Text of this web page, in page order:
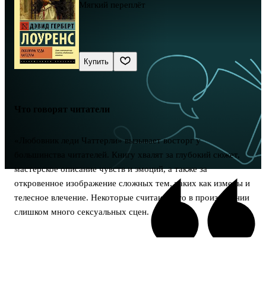
Мягкий переплёт
Купить
Что говорят читатели
«Любовник леди Чаттерли» вызывает восторг у
большинства читателей. Книгу хвалят за глубокий сюжет,
мастерское описание чувств и эмоций, а также за
откровенное изображение сложных тем, таких как измены и
телесное влечение. Некоторые считают, что в произведении
слишком много сексуальных сцен.